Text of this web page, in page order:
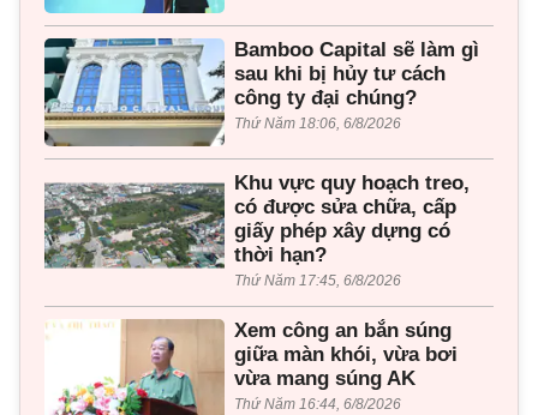
Bamboo Capital sẽ làm gì
sau khi bị hủy tư cách
công ty đại chúng?
Thứ Năm 18:06, 6/8/2026
Khu vực quy hoạch treo,
có được sửa chữa, cấp
giấy phép xây dựng có
thời hạn?
Thứ Năm 17:45, 6/8/2026
Xem công an bắn súng
giữa màn khói, vừa bơi
vừa mang súng AK
Thứ Năm 16:44, 6/8/2026